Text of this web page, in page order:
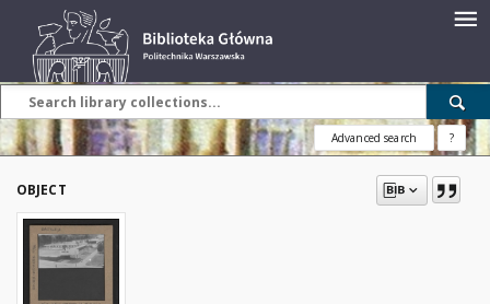
Advanced search ?
OBJECT